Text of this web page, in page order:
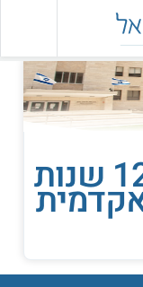
מכינה להשלמת 12 שנות